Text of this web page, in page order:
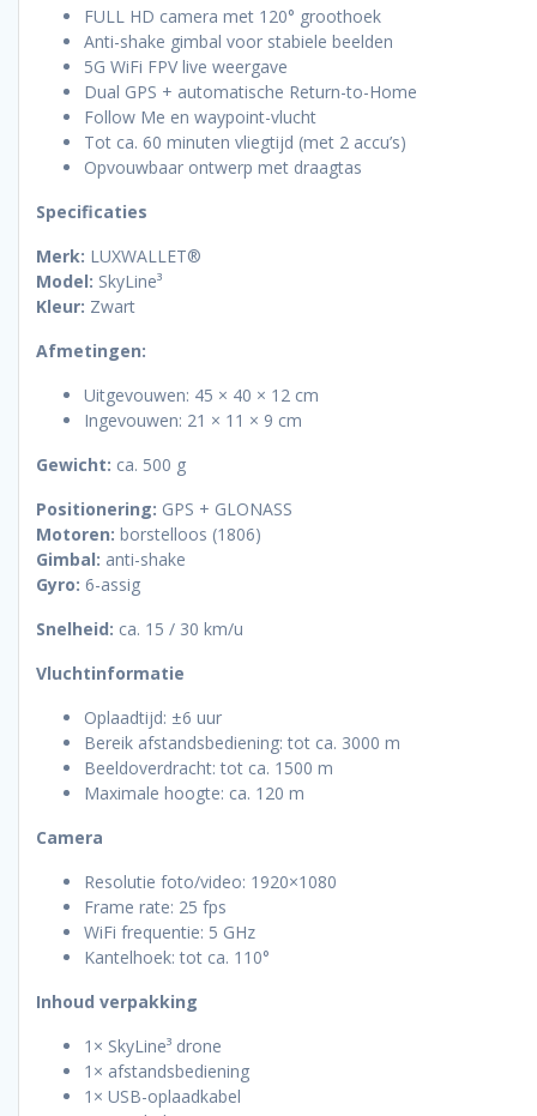
FULL HD camera met 120° groothoek
Anti-shake gimbal voor stabiele beelden
5G WiFi FPV live weergave
Dual GPS + automatische Return-to-Home
Follow Me en waypoint-vlucht
Tot ca. 60 minuten vliegtijd (met 2 accu’s)
Opvouwbaar ontwerp met draagtas
Specificaties
Merk: LUXWALLET®
Model: SkyLine³
Kleur: Zwart
Afmetingen:
Uitgevouwen: 45 × 40 × 12 cm
Ingevouwen: 21 × 11 × 9 cm
Gewicht: ca. 500 g
Positionering: GPS + GLONASS
Motoren: borstelloos (1806)
Gimbal: anti-shake
Gyro: 6-assig
Snelheid: ca. 15 / 30 km/u
Vluchtinformatie
Oplaadtijd: ±6 uur
Bereik afstandsbediening: tot ca. 3000 m
Beeldoverdracht: tot ca. 1500 m
Maximale hoogte: ca. 120 m
Camera
Resolutie foto/video: 1920×1080
Frame rate: 25 fps
WiFi frequentie: 5 GHz
Kantelhoek: tot ca. 110°
Inhoud verpakking
1× SkyLine³ drone
1× afstandsbediening
1× USB-oplaadkabel